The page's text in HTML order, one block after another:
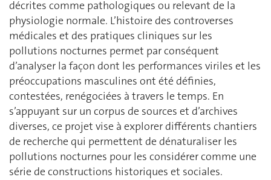
décrites comme pathologiques ou relevant de la
physiologie normale. L’histoire des controverses
médicales et des pratiques cliniques sur les
pollutions nocturnes permet par conséquent
d’analyser la façon dont les performances viriles et les
préoccupations masculines ont été définies,
contestées, renégociées à travers le temps. En
s’appuyant sur un corpus de sources et d’archives
diverses, ce projet vise à explorer différents chantiers
de recherche qui permettent de dénaturaliser les
pollutions nocturnes pour les considérer comme une
série de constructions historiques et sociales.